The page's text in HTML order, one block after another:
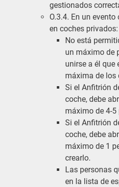
gestionados
O.3.4. En un
en coches privados:
No está
un máximo de
unirse a él que
máxima de los
Si el Anfitrión
coche, debe
máximo de 4-5
Si el Anfitrión
coche, debe
máximo de 1
crearlo.
Las personas
en la lista de